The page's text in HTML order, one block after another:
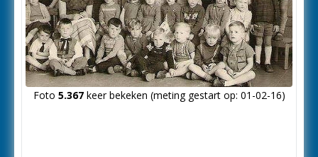
Foto 5.367keer bekeken (meting gestart op: 01-02-16)